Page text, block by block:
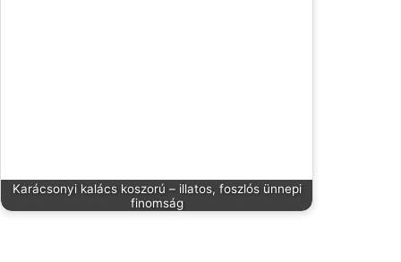
Karácsonyi kalács koszorú – illatos, foszlós ünnepi
finomság